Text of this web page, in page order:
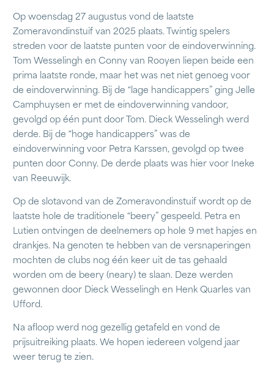
Op woensdag 27 augustus vond de laatste
Zomeravondinstuif van 2025 plaats. Twintig spelers
streden voor de laatste punten voor de eindoverwinning.
Tom Wesselingh en Conny van Rooyen liepen beide een
prima laatste ronde, maar het was net niet genoeg voor
de eindoverwinning. Bij de “lage handicappers” ging Jelle
Camphuysen er met de eindoverwinning vandoor,
gevolgd op één punt door Tom. Dieck Wesselingh werd
derde. Bij de “hoge handicappers” was de
eindoverwinning voor Petra Karssen, gevolgd op twee
punten door Conny. De derde plaats was hier voor Ineke
van Reeuwijk.
Op de slotavond van de Zomeravondinstuif wordt op de
laatste hole de traditionele “beery” gespeeld. Petra en
Lutien ontvingen de deelnemers op hole 9 met hapjes en
drankjes. Na genoten te hebben van de versnaperingen
mochten de clubs nog één keer uit de tas gehaald
worden om de beery (neary) te slaan. Deze werden
gewonnen door Dieck Wesselingh en Henk Quarles van
Ufford.
Na afloop werd nog gezellig getafeld en vond de
prijsuitreiking plaats. We hopen iedereen volgend jaar
weer terug te zien.